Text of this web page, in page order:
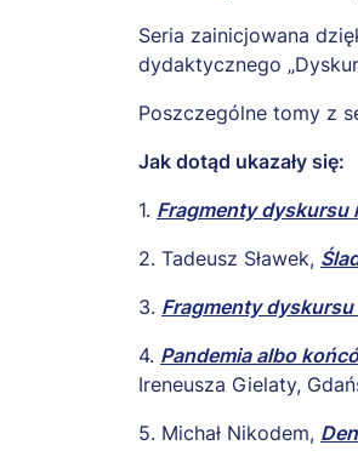
Seria zainicjowana
dydaktycznego
Poszczególne tomy z
Jak dotąd ukazały się:
1. Fragmenty dyskursu
2. Tadeusz Sławek,
3. Fragmenty dyskursu
4. Pandemia albo
Ireneusza Gielaty,
5. Michał Nikodem,